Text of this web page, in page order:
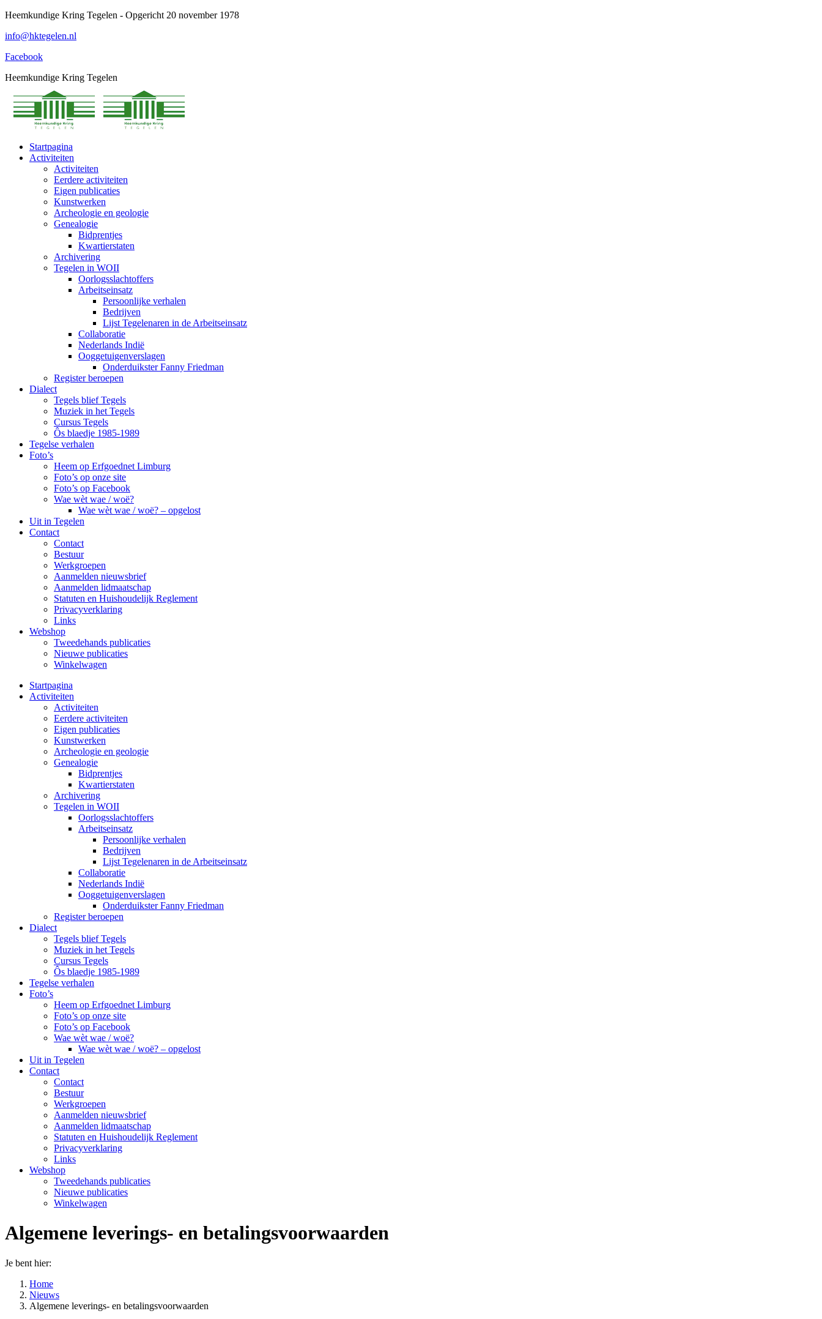
Spring
content
Heemkundige Kring Tegelen - Opgericht 20 november 1978
info@hktegelen.nl
Facebook
Heemkundige Kring Tegelen
Startpagina
Activiteiten
Activiteiten
Eerdere activiteiten
Eigen publicaties
Kunstwerken
Archeologie en geologie
Genealogie
Bidprentjes
Kwartierstaten
Archivering
Tegelen in WOII
Oorlogsslachtoffers
Arbeitseinsatz
Persoonlijke verhalen
Bedrijven
Lijst Tegelenaren in de Arbeitseinsatz
Collaboratie
Nederlands Indië
Ooggetuigenverslagen
Onderduikster Fanny Friedman
Register beroepen
Dialect
Tegels blief Tegels
Muziek in het Tegels
Cursus Tegels
Ôs blaedje 1985-1989
Tegelse verhalen
Foto’s
Heem op Erfgoednet Limburg
Foto’s op onze site
Foto’s op Facebook
Wae wèt wae / woë?
Wae wèt wae / woë? – opgelost
Uit in Tegelen
Contact
Contact
Bestuur
Werkgroepen
Aanmelden nieuwsbrief
Aanmelden lidmaatschap
Statuten en Huishoudelijk Reglement
Privacyverklaring
Links
Webshop
Tweedehands publicaties
Nieuwe publicaties
Winkelwagen
Startpagina
Activiteiten
Activiteiten
Eerdere activiteiten
Eigen publicaties
Kunstwerken
Archeologie en geologie
Genealogie
Bidprentjes
Kwartierstaten
Archivering
Tegelen in WOII
Oorlogsslachtoffers
Arbeitseinsatz
Persoonlijke verhalen
Bedrijven
Lijst Tegelenaren in de Arbeitseinsatz
Collaboratie
Nederlands Indië
Ooggetuigenverslagen
Onderduikster Fanny Friedman
Register beroepen
Dialect
Tegels blief Tegels
Muziek in het Tegels
Cursus Tegels
Ôs blaedje 1985-1989
Tegelse verhalen
Foto’s
Heem op Erfgoednet Limburg
Foto’s op onze site
Foto’s op Facebook
Wae wèt wae / woë?
Wae wèt wae / woë? – opgelost
Uit in Tegelen
Contact
Contact
Bestuur
Werkgroepen
Aanmelden nieuwsbrief
Aanmelden lidmaatschap
Statuten en Huishoudelijk Reglement
Privacyverklaring
Links
Webshop
Tweedehands publicaties
Nieuwe publicaties
Winkelwagen
Algemene leverings- en betalingsvoorwaarden
Je bent hier:
Home
Nieuws
Algemene leverings- en betalingsvoorwaarden